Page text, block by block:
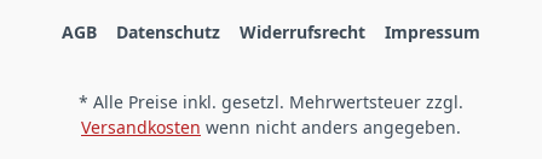
AGB Datenschutz Widerrufsrecht Impressum
* Alle Preise inkl. gesetzl. Mehrwertsteuer zzgl.
Versandkosten wenn nicht anders angegeben.